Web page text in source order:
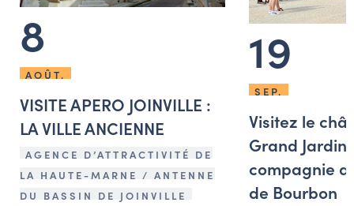
8
AOÛT.
VISITE APERO JOINVILLE :
LA VILLE ANCIENNE
AGENCE D’ATTRACTIVITÉ DE
LA HAUTE-MARNE / ANTENNE
DU BASSIN DE JOINVILLE
19
SEP.
Visitez le
Grand Jardin
compagnie
de Bourbon